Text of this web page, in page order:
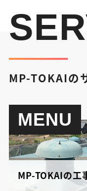
MP-TOKAIの
MENU
MP-TOKAIの工